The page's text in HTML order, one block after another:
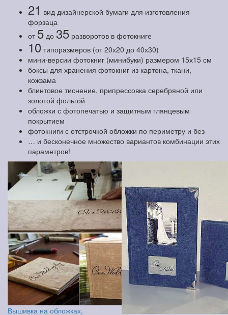
21 вид дизайнерской бумаги для изготовления
форзаца
от 5 до 35 разворотов в фотокниге
10 типоразмеров (от 20х20 до 40х30)
мини-версии фотокниг (минибуки) размером 15х15 см
боксы для хранения фотокниг из картона, ткани,
кожзама
блинтовое тиснение, припрессовка серебряной или
золотой фольгой
обложки с фотопечатью и защитным глянцевым
покрытием
фотокниги с отстрочкой обложки по периметру и без
… и бесконечное множество вариантов комбинации этих
параметров!
Вышивка на обложках,